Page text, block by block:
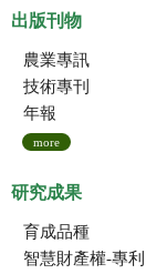
出版刊物
農業專訊
技術專刊
年報
more
研究成果
育成品種
智慧財產權-專利